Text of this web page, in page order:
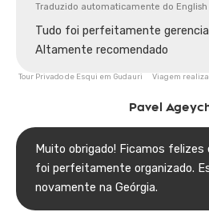
Traduzido automaticamente do English
Tudo foi perfeitamente
Altamente recomendado
Tour Privado de Esqui em Gudauri Viagem
Pavel
Muito obrigado! Ficamos felizes
foi perfeitamente organizado.
novamente na Geórgia.